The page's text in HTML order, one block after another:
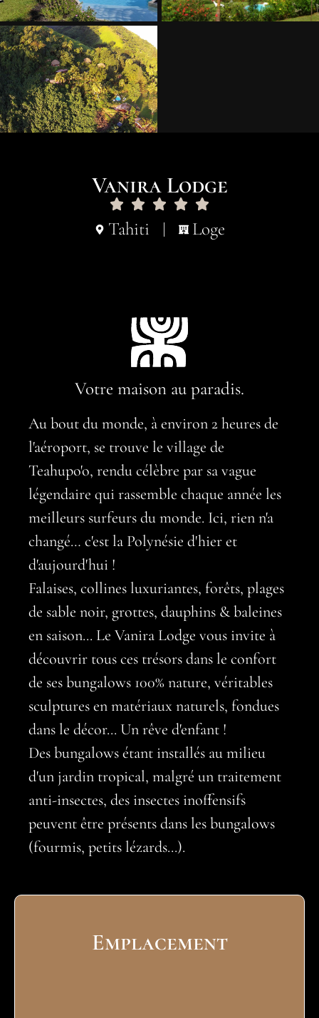
Vanira Lodge
Tahiti Loge
Votre maison au paradis.
Au bout du monde, à environ 2 heures de
l'aéroport, se trouve le village de
Teahupo'o, rendu célèbre par sa vague
légendaire qui rassemble chaque année les
meilleurs surfeurs du monde. Ici, rien n'a
changé… c'est la Polynésie d'hier et
d'aujourd'hui !
Falaises, collines luxuriantes, forêts, plages
de sable noir, grottes, dauphins & baleines
en saison... Le Vanira Lodge vous invite à
découvrir tous ces trésors dans le confort
de ses bungalows 100% nature, véritables
sculptures en matériaux naturels, fondues
dans le décor... Un rêve d'enfant !
Des bungalows étant installés au milieu
d'un jardin tropical, malgré un traitement
anti-insectes, des insectes inoffensifs
peuvent être présents dans les bungalows
(fourmis, petits lézards...).
Emplacement